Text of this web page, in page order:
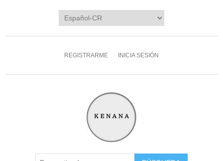
REGISTRARME INICIA SESIÓN